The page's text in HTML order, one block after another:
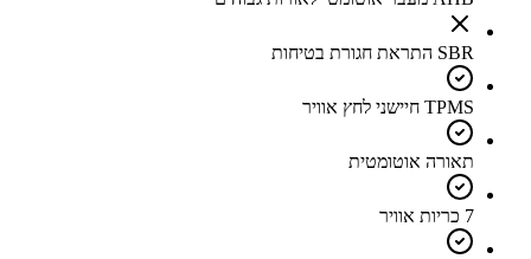
SBR התראת חגורת בטיחות
TPMS חיישני לחץ אוויר
תאורה אוטומטית
7 כריות אוויר